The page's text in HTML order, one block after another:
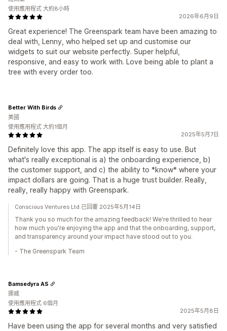
2026年6月9日
Great experience! The Greenspark team have been amazing to
deal with, Lenny, who helped set up and customise our
widgets to suit our website perfectly. Super helpful,
responsive, and easy to work with. Love being able to plant a
tree with every order too.
使用應用程式 大約8小時
2025年5月7日
Definitely love this app. The app itself is easy to use. But
what's really exceptional is a) the onboarding experience, b)
the customer support, and c) the ability to *know* where your
impact dollars are going. That is a huge trust builder. Really,
really, really happy with Greenspark.
Better With Birds
美國
使用應用程式 大約1個月
Conscious Ventures Ltd 已回覆 2025年5月14日
Thank you so much for the amazing feedback! We're thrilled to hear
how much you're enjoying the app and that the onboarding, support,
and transparency around your impact have stood out to you.
- The Greenspark Team
2025年5月8日
Have been using the app for several months and very satisfied
Bamsedyra AS
挪威
使用應用程式 6個月